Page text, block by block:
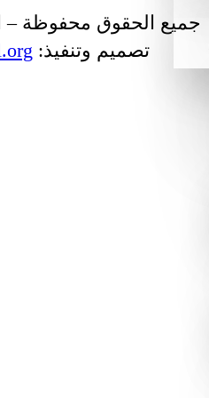
جميع الحقوق محفوظة –
تصميم وتنفيذ: